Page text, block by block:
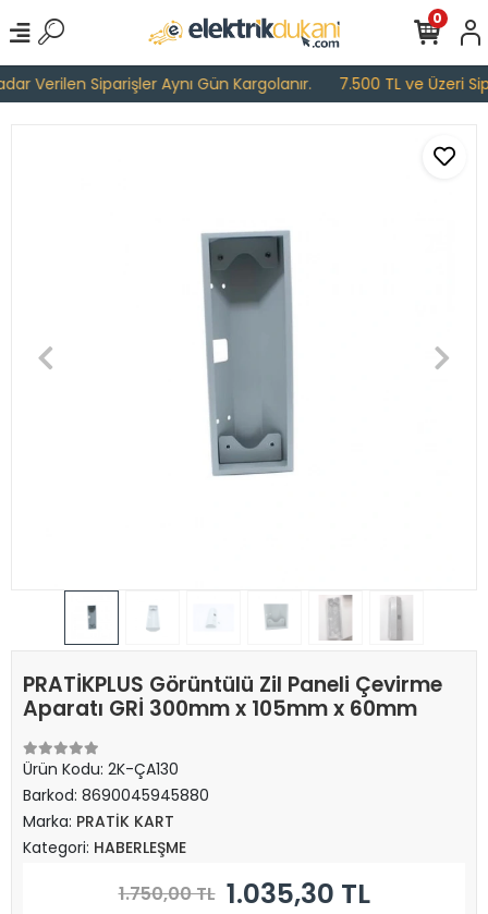
Verilen Siparişler Aynı Gün Kargolanır. 7.500 TL ve Üzeri
0
PRATİKPLUS Görüntülü Zil Paneli Çevirme
Aparatı GRİ 300mm x 105mm x 60mm
Ürün Kodu: 2K-ÇA130
Barkod: 8690045945880
Marka: PRATİK KART
Kategori: HABERLEŞME
1.750,00 TL 1.035,30 TL